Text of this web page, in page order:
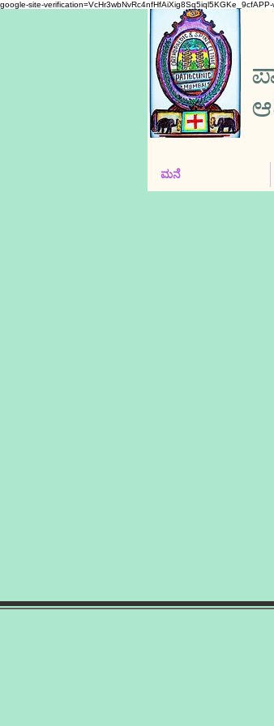
google-site-verification=VcHr3wbNvRc4nfHfAiXig8Sq5iql5KGKe_9cfAPP-
ಮನೆ